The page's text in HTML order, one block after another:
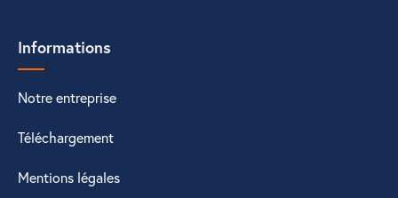
Informations
Notre entreprise
Téléchargement
Mentions légales